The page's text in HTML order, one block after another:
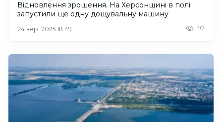
Відновлення зрошення. На Херсонщині в полі
запустили ще одну дощувальну машину
24 вер. 2025 18:49 192